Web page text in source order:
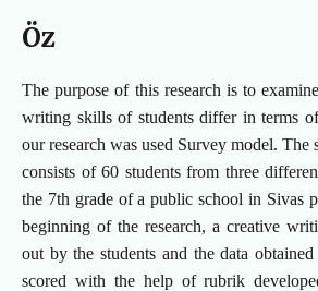
Öz
The purpose of this research is to
writing skills of students differ in terms
our research was used Survey model. The
consists of 60 students from three
the 7th grade of a public school in Sivas
beginning of the research, a creative
out by the students and the data
scored with the help of rubrik